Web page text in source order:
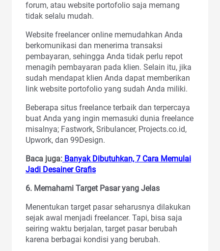
forum, atau website portofolio saja memang
tidak selalu mudah.
Website freelancer online memudahkan Anda
berkomunikasi dan menerima transaksi
pembayaran, sehingga Anda tidak perlu repot
menagih pembayaran pada klien. Selain itu, jika
sudah mendapat klien Anda dapat memberikan
link website portofolio yang sudah Anda miliki.
Beberapa situs freelance terbaik dan terpercaya
buat Anda yang ingin memasuki dunia freelance
misalnya; Fastwork, Sribulancer, Projects.co.id,
Upwork, dan 99Design.
Baca juga: Banyak Dibutuhkan, 7 Cara Memulai
Jadi Desainer Grafis
6. Memahami Target Pasar yang Jelas
Menentukan target pasar seharusnya dilakukan
sejak awal menjadi freelancer. Tapi, bisa saja
seiring waktu berjalan, target pasar berubah
karena berbagai kondisi yang berubah.